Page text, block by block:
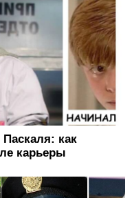
как
карьеры